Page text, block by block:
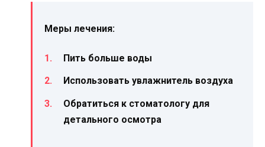
Меры лечения:
Пить больше воды
Использовать увлажнитель воздуха
Обратиться к стоматологу для
детального осмотра